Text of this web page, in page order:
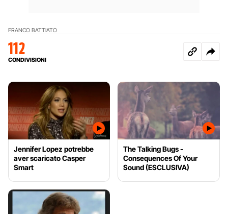
FRANCO BATTIATO
112
CONDIVISIONI
Jennifer Lopez potrebbe
aver scaricato Casper
Smart
The Talking Bugs -
Consequences Of Your
Sound (ESCLUSIVA)